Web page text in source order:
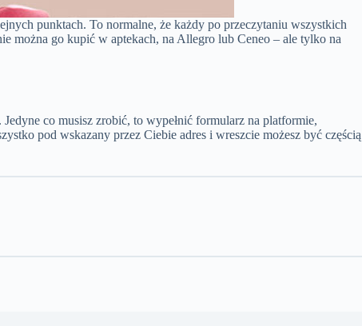
punktach. To normalne, że każdy po przeczytaniu wszystkich
można go kupić w aptekach, na Allegro lub Ceneo – ale tylko na
co musisz zrobić, to wypełnić formularz na platformie,
pod wskazany przez Ciebie adres i wreszcie możesz być częścią